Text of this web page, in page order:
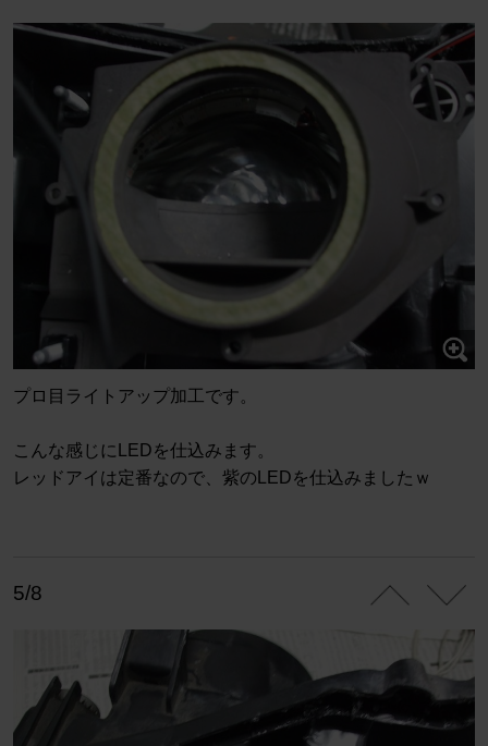
プロ目ライトアップ加工です。
こんな感じにLEDを仕込みます。
レッドアイは定番なので、紫のLEDを仕込みましたｗ
5/8